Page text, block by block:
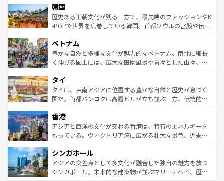
はコンテンツ一覧
いる。アクティビティも充実しており、サーフィンやダイ
ビング、ハイキングなど、アウトドア好きにはたまらな
い。オーストラリアの多彩な魅力を存分に味わいつくそ
参照してほしい。
ン）、静ひつな山岳地帯である台湾東部など、都市の喧騒
と山間の静けさが共存しており、訪れる人に新しい発見と
驚きをもたらしてくれる。また、奥深い台湾の食文化も魅
容にもいいと評判のスイーツなど、バラエティ豊かな料理
が味わえる。 なお、新着の台湾情報は コンテンツ一覧を参
照してほしい。
韓国
歴史ある王朝文化が残る一方で、最先端のファッションやK
-POPで世界を席巻している韓国。首都ソウルの宮殿や伝統
き、地方に足を延ばせば四季折々の自然美を楽しむことが
できる。そして、キムチや焼肉、絶品のストリートフード
まで、さまざまな韓国料理が待っている。夜には、韓国な
リティに包まれながら、韓国の多彩な魅力を心ゆくまで味
わってみてほしい。 なお、新着の韓国情報はコンテンツ一
覧を参照してほしい。
ベトナム
豊かな自然と多様な文化が魅力的なベトナム。南北に細長
く伸びる国土には、広大な田園風景や青々とした山々、世
急速な発展と共に伝統が息づく。ハノイの古い町並みやホ
ーチミン市のフランス統治時代の建物も、独特の雰囲気を
醸し出している。また、バラエティの豊かさとおいしさで
とつ。フォーやバインミー、ベトナムコーヒーなどは、ぜ
ひ現地で味わいたい。どの地域を訪れてもあたたかい人々
が旅行者を迎えてくれるので、きっと忘れられない旅にな
参照してほしい。
タイ
タイは、東南アジアに位置する豊かな自然と歴史が息づく
国だ。首都バンコクは高層ビルが立ち並ぶ一方、伝統的な
の活気が交差している。北部ではチェンマイなどの山岳地
帯で自然と触れ合い、南部ではプーケットやクラビの美し
いビーチでリゾート気分を楽しむことができる。タイ料理
激する。気候は一年中温暖で、どの季節にも異なる楽しみ
が待っている。親しみやすいタイの人々、仏教を中心とし
た文化、そして多様な観光資源が、訪れる旅人を魅了し続
香港
アジアと西洋の文化が交わる香港は、特有のエネルギーを
もっている。ヴィクトリア湾に広がる壮大な景色、近未来
み、どこを訪れても感動するはず。観光スポットが密集し
ており、効率よく見どころを回れるのも魅力。息をのむよ
うな絶景から文化的な体験まで、香港を存分に楽しみ尽く
シンガポール
アジアの交差点として多文化が融合した独自の魅力を放つ
シンガポール。未来的な建築物が並ぶマリーナベイ、歴史